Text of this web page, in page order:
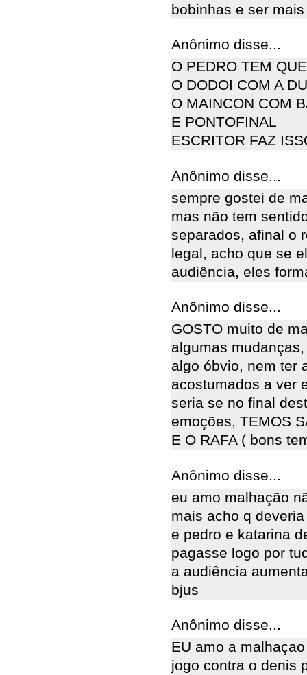
bobinhas e ser
Anônimo disse...
O PEDRO TEM
O DODOI COM A
O MAINCON COM
E PONTOFINAL
ESCRITOR FAZ
Anônimo disse...
sempre gostei de
mas não tem
separados, afinal o
legal, acho que se
audiência, eles
Anônimo disse...
GOSTO muito de
algumas
algo óbvio, nem ter
acostumados a ver
seria se no final
emoções, TEMOS
E O RAFA ( bons
Anônimo disse...
eu amo malhação
mais acho q
e pedro e katarina
pagasse logo por
a audiência
bjus
Anônimo disse...
EU amo a
jogo contra o denis